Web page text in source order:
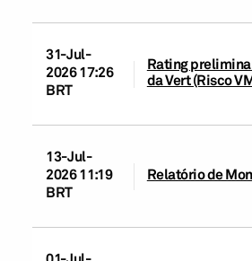
31-Jul-
2026 17:26
BRT
Rating
da Vert (Risco
13-Jul-
2026 11:19
BRT
Relatório de